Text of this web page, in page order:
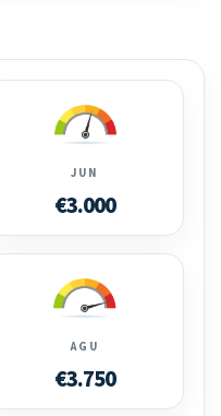
JUN
€3.000
AGU
€3.750